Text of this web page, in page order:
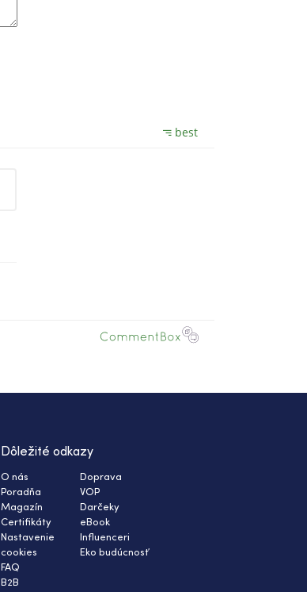
Dôležité odkazy
O nás
Poradňa
Magazín
Certifikáty
Nastavenie
cookies
FAQ
B2B
Doprava
VOP
Darčeky
eBook
Influenceri
Eko budúcnosť